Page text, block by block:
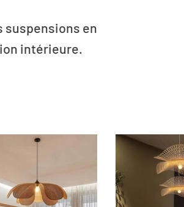
suspensions en
intérieure.